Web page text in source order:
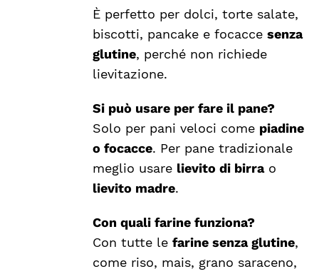
È perfetto per dolci, torte salate,
biscotti, pancake e focaccesenza
glutine, perché non richiede
lievitazione.
Si può usare per fare il pane?
Solo per pani veloci come piadine
o focacce. Per pane tradizionale
meglio usare lievito di birrao
lievito madre.
Con quali farine funziona?
Con tutte lefarine senza glutine,
come riso, mais, grano saraceno,